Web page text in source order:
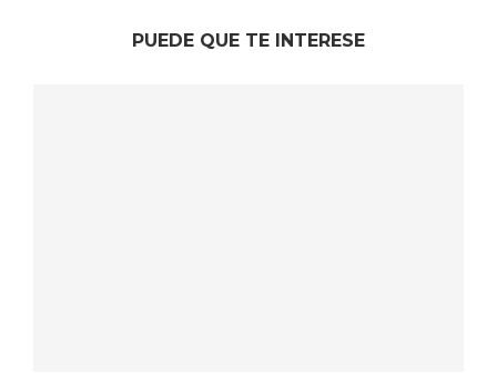
PUEDE QUE TE INTERESE